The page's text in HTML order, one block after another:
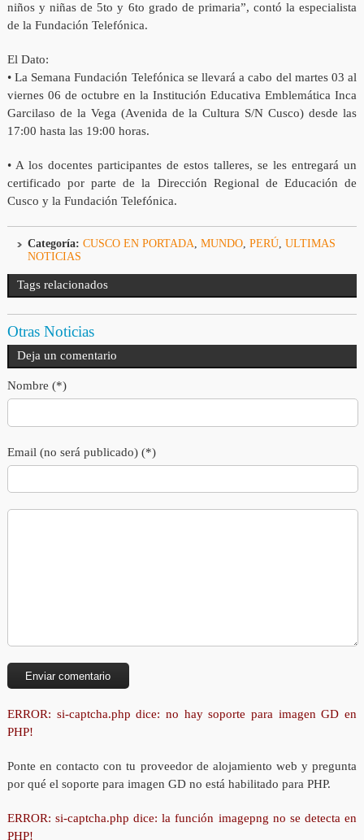
niños y niñas de 5to y 6to grado de primaria”, contó la especialista
de la Fundación Telefónica.
El Dato:
• La Semana Fundación Telefónica se llevará a cabo del martes 03 al
viernes 06 de octubre en la Institución Educativa Emblemática Inca
Garcilaso de la Vega (Avenida de la Cultura S/N Cusco) desde las
17:00 hasta las 19:00 horas.
• A los docentes participantes de estos talleres, se les entregará un
certificado por parte de la Dirección Regional de Educación de
Cusco y la Fundación Telefónica.
Categoría: CUSCO EN PORTADA, MUNDO, PERÚ, ULTIMAS
NOTICIAS
Tags relacionados
Otras Noticias
Deja un comentario
Nombre (*)
Email (no será publicado) (*)
ERROR: si-captcha.php dice: no hay soporte para imagen GD en
PHP!
Ponte en contacto con tu proveedor de alojamiento web y pregunta
por qué el soporte para imagen GD no está habilitado para PHP.
ERROR: si-captcha.php dice: la función imagepng no se detecta en
PHP!